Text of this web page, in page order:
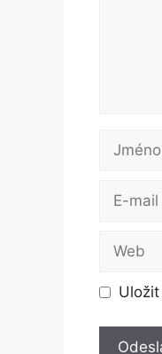
Jméno
Web